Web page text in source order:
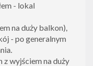
- lokal
na duży balkon),
- po generalnym
z wyjściem na duży